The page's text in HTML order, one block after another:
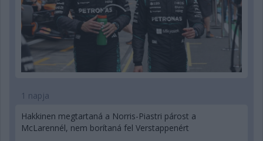
1 napja
Hakkinen megtartaná a Norris-Piastri párost a
McLarennél, nem borítaná fel Verstappenért